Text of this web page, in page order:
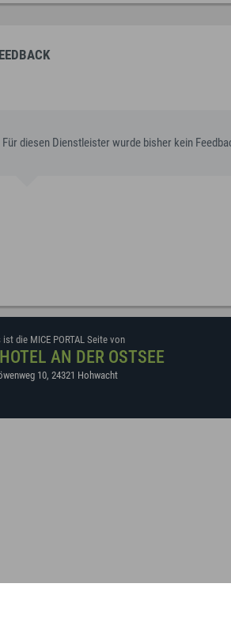
Für diesen Dienstleister wurde bisher kein
ist die MICE PORTAL Seite von
AN DER OSTSEE
10, 24321 Hohwacht